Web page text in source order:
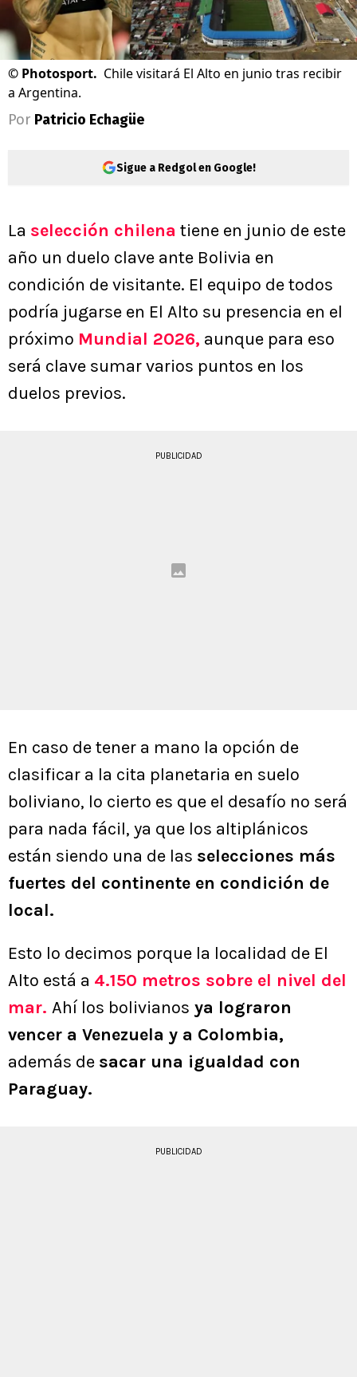
© Photosport. Chile visitará El Alto en junio tras recibir
a Argentina.
Por Patricio Echagüe
Sigue a Redgol en Google!
La selección chilena tiene en junio de este
año un duelo clave ante Bolivia en
condición de visitante. El equipo de todos
podría jugarse en El Alto su presencia en el
próximo Mundial 2026, aunque para eso
será clave sumar varios puntos en los
duelos previos.
PUBLICIDAD
En caso de tener a mano la opción de
clasificar a la cita planetaria en suelo
boliviano, lo cierto es que el desafío no será
para nada fácil, ya que los altiplánicos
están siendo una de las selecciones más
fuertes del continente en condición de
local.
Esto lo decimos porque la localidad de El
Alto está a 4.150 metros sobre el nivel del
mar. Ahí los bolivianos ya lograron
vencer a Venezuela y a Colombia,
además de sacar una igualdad con
Paraguay.
PUBLICIDAD